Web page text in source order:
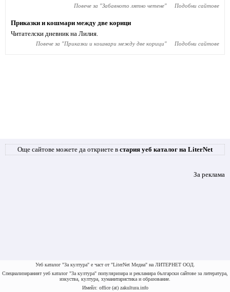
Повече за "Забавното лятно четене" Подобни сайтове
Приказки и кошмари между две корици
Читателски дневник на Лилия.
Повече за "Приказки и кошмари между две корици" Подобни сайтове
Още сайтове можете да откриете в стария уеб каталог на LiterNet
За реклама
Уеб каталог "За култура" е част от "LiterNet Медиа" на ЛИТЕРНЕТ ООД.
Специализираният уеб каталог "За култура" популяризира и рекламира български сайтове за литература,
изкуства, култура, хуманитаристика и образование.
Имейл: office (at) zakultura.info